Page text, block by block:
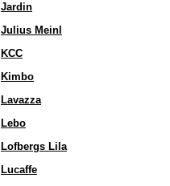
Jardin
Julius Meinl
KCC
Kimbo
Lavazza
Lebo
Lofbergs Lila
Lucaffe